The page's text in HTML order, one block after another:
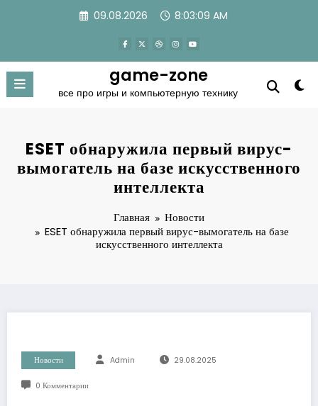
09.08.2026 8:03:09 AM
game-zone
все про игры и компьютерную технику
ESET обнаружила первый вирус-
вымогатель на базе искусственного
интеллекта
Главная
Новости
ESET обнаружила первый вирус-вымогатель на базе
искусственного интеллекта
Новости Admin 29.08.2025
0 Комментарии